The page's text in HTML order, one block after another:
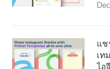
แช
เท
ไอ